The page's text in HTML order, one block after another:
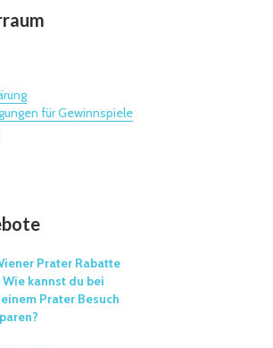
für Gewinnspiele
Prater Rabatte
Wie kannst du bei
Prater Besuch